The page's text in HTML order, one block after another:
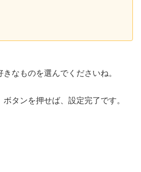
なものを選んでくださいね。
タンを押せば、設定完了です。